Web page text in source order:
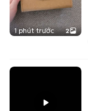
1 phút trước 2